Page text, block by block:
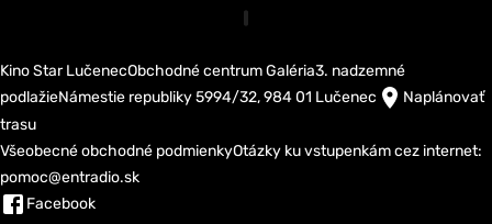
Kino Star LučenecObchodné centrum Galéria3. nadzemné
podlažieNámestie republiky 5994/32, 984 01 Lučenec
Naplánovať
trasu
Všeobecné obchodné podmienkyOtázky ku vstupenkám cez internet:
pomoc@entradio.sk
Facebook